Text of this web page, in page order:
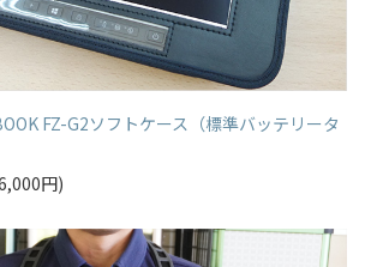
FZ-G2ソフトケース（標準バッテリータ
円)